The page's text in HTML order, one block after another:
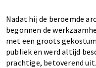
Nadat hij de beroemde
begonnen de
met een groots
publiek en werd altijd
prachtige, betoverend